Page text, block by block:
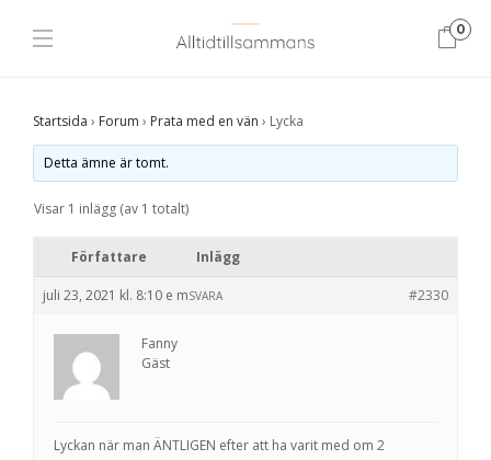
0
Startsida › Forum › Prata med en vän › Lycka
Detta ämne är tomt.
Visar 1 inlägg (av 1 totalt)
Författare Inlägg
juli 23, 2021 kl. 8:10 e m #2330
SVARA
Fanny
Gäst
Lyckan när man ÄNTLIGEN efter att ha varit med om 2